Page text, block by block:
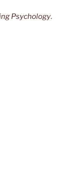
Psychology.